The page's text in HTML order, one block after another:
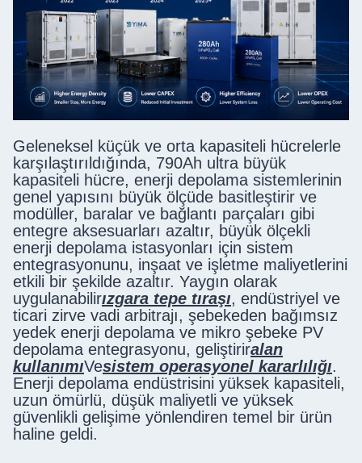
Geleneksel küçük ve orta kapasiteli hücrelerle
karşılaştırıldığında, 790Ah ultra büyük
kapasiteli hücre, enerji depolama sistemlerinin
genel yapısını büyük ölçüde basitleştirir ve
modüller, baralar ve bağlantı parçaları gibi
entegre aksesuarları azaltır, büyük ölçekli
enerji depolama istasyonları için sistem
entegrasyonunu, inşaat ve işletme maliyetlerini
etkili bir şekilde azaltır. Yaygın olarak
uygulanabilirızgara tepe tıraşı, endüstriyel ve
ticari zirve vadi arbitrajı, şebekeden bağımsız
yedek enerji depolama ve mikro şebeke PV
depolama entegrasyonu, geliştiriralan
kullanımıVesistem operasyonel kararlılığı.
Enerji depolama endüstrisini yüksek kapasiteli,
uzun ömürlü, düşük maliyetli ve yüksek
güvenlikli gelişime yönlendiren temel bir ürün
haline geldi.